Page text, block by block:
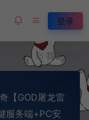
登录
我要投稿
【GOD屠龙雷
服务端+PC安